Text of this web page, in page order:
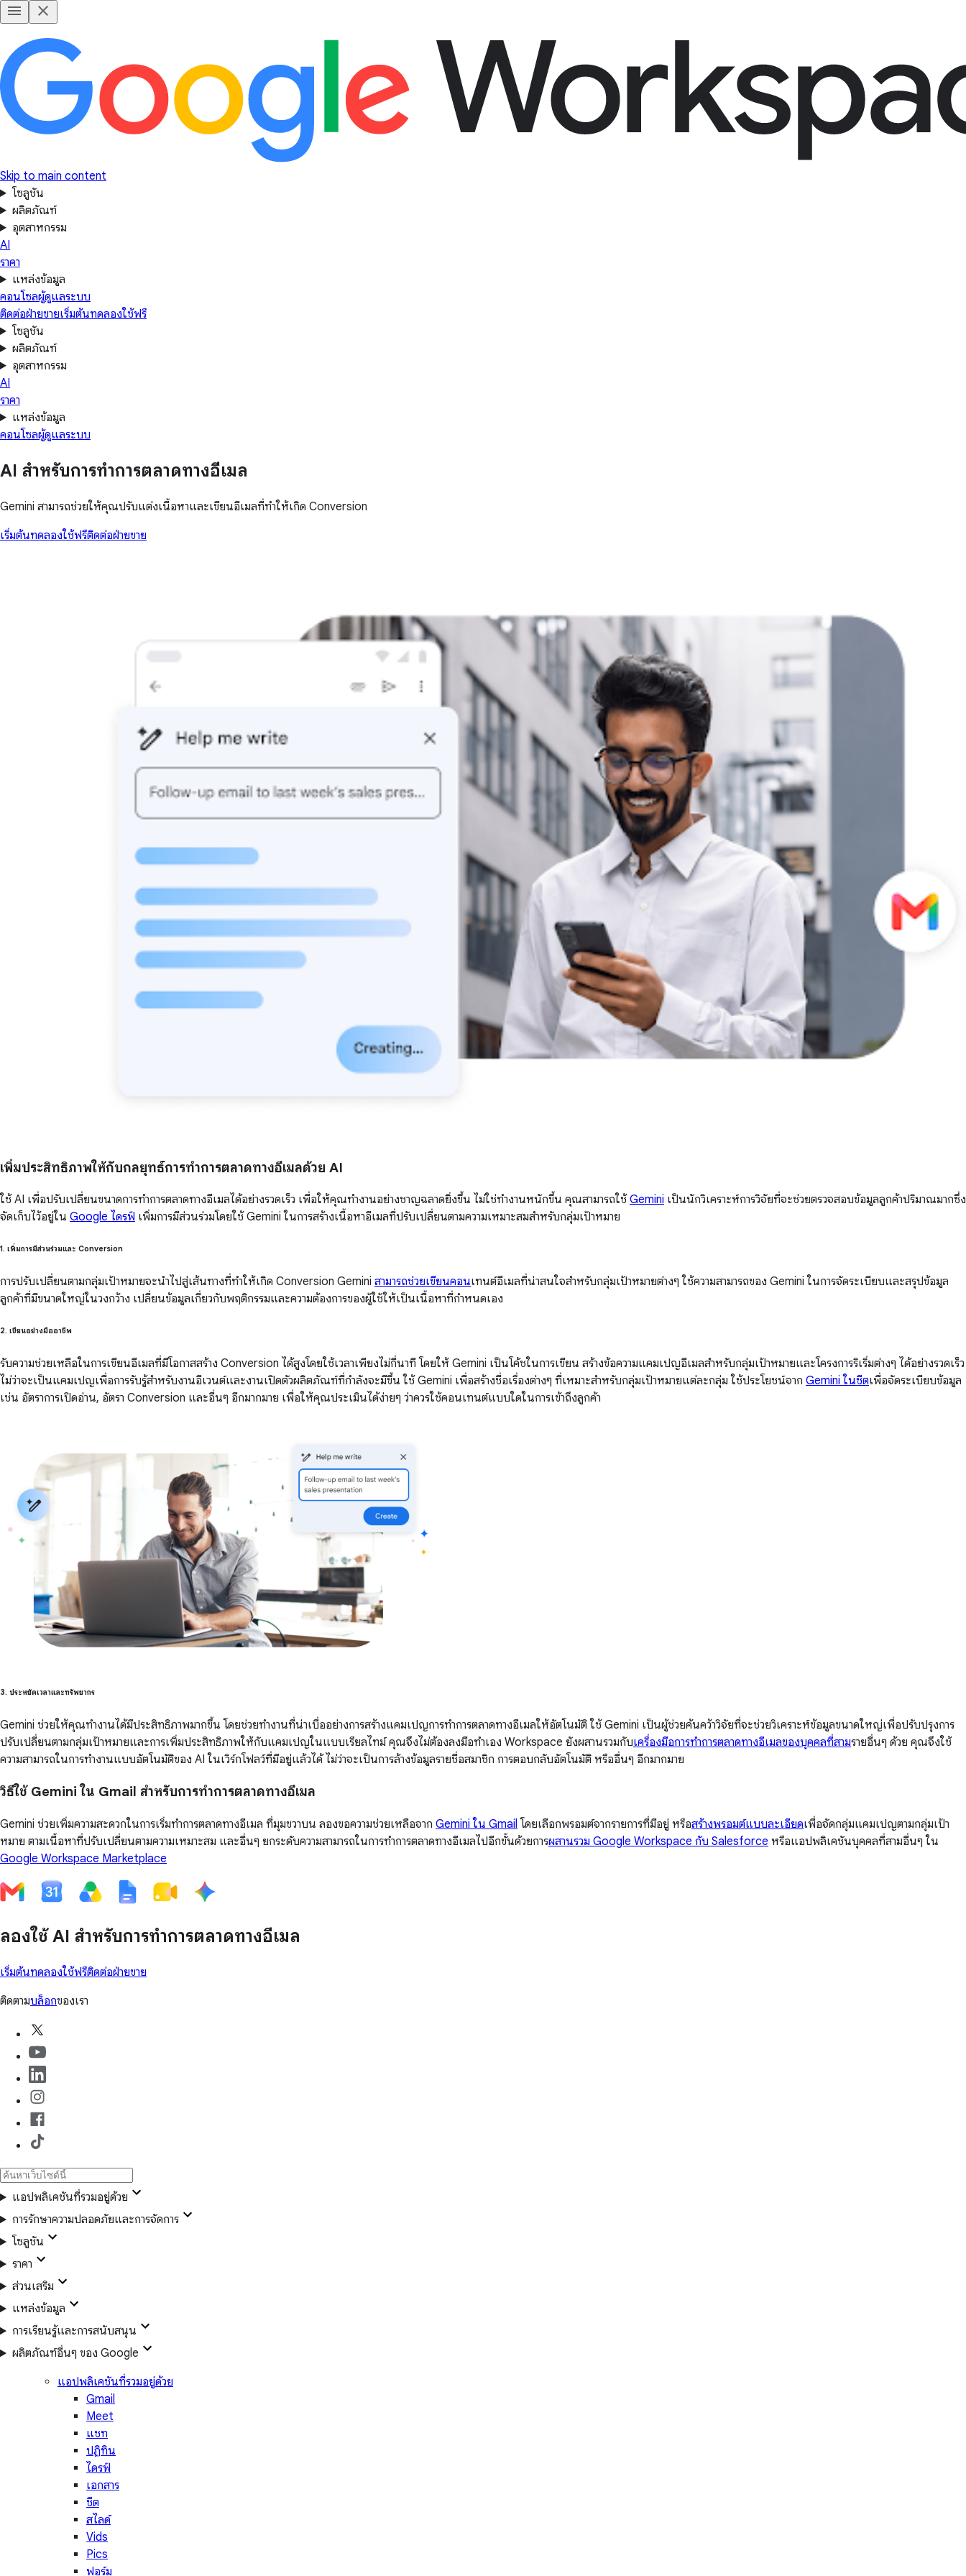
Skip to main content
โซลูชัน
ผลิตภัณฑ์
อุตสาหกรรม
AI
ราคา
แหล่งข้อมูล
คอนโซลผู้ดูแลระบบ
ติดต่อฝ่ายขายเริ่มต้นทดลองใช้ฟรี
โซลูชัน
ผลิตภัณฑ์
อุตสาหกรรม
AI
ราคา
แหล่งข้อมูล
คอนโซลผู้ดูแลระบบ
AI สำหรับการทำการตลาดทางอีเมล
Gemini สามารถช่วยให้คุณปรับแต่งเนื้อหาและเขียนอีเมลที่ทำให้เกิด Conversion
เริ่มต้นทดลองใช้ฟรีติดต่อฝ่ายขาย
เพิ่มประสิทธิภาพให้กับกลยุทธ์การทำการตลาดทางอีเมลด้วย AI
ใช้ AI เพื่อปรับเปลี่ยนขนาดการทำการตลาดทางอีเมลได้อย่างรวดเร็ว เพื่อให้คุณทำงานอย่างชาญฉลาดยิ่งขึ้น ไม่ใช่ทำงานหนักขึ้น คุณสามารถใช้ Gemini เป็นนักวิเคราะห์การวิจัยที่จะช่วยตรวจสอบข้อมูลลูกค้าปริมาณมากซึ่ง
จัดเก็บไว้อยู่ใน Google ไดรฟ์ เพิ่มการมีส่วนร่วมโดยใช้ Gemini ในการสร้างเนื้อหาอีเมลที่ปรับเปลี่ยนตามความเหมาะสมสำหรับกลุ่มเป้าหมาย
1. เพิ่มการมีส่วนร่วมและ Conversion
การปรับเปลี่ยนตามกลุ่มเป้าหมายจะนำไปสู่เส้นทางที่ทำให้เกิด Conversion Gemini สามารถช่วยเขียนคอนเทนต์อีเมลที่น่าสนใจสำหรับกลุ่มเป้าหมายต่างๆ ใช้ความสามารถของ Gemini ในการจัดระเบียบและสรุปข้อมูล
ลูกค้าที่มีขนาดใหญ่ในวงกว้าง เปลี่ยนข้อมูลเกี่ยวกับพฤติกรรมและความต้องการของผู้ใช้ให้เป็นเนื้อหาที่กำหนดเอง
2. เขียนอย่างมืออาชีพ
รับความช่วยเหลือในการเขียนอีเมลที่มีโอกาสสร้าง Conversion ได้สูงโดยใช้เวลาเพียงไม่กี่นาที โดยให้ Gemini เป็นโค้ชในการเขียน สร้างข้อความแคมเปญอีเมลสำหรับกลุ่มเป้าหมายและโครงการริเริ่มต่างๆ ได้อย่างรวดเร็ว
ไม่ว่าจะเป็นแคมเปญเพื่อการรับรู้สำหรับงานอีเวนต์และงานเปิดตัวผลิตภัณฑ์ที่กำลังจะมีขึ้น ใช้ Gemini เพื่อสร้างชื่อเรื่องต่างๆ ที่เหมาะสำหรับกลุ่มเป้าหมายแต่ละกลุ่ม ใช้ประโยชน์จาก Gemini ในชีตเพื่อจัดระเบียบข้อมูล
เช่น อัตราการเปิดอ่าน, อัตรา Conversion และอื่นๆ อีกมากมาย เพื่อให้คุณประเมินได้ง่ายๆ ว่าควรใช้คอนเทนต์แบบใดในการเข้าถึงลูกค้า
3. ประหยัดเวลาและทรัพยากร
Gemini ช่วยให้คุณทำงานได้มีประสิทธิภาพมากขึ้น โดยช่วยทำงานที่น่าเบื่ออย่างการสร้างแคมเปญการทำการตลาดทางอีเมลให้อัตโนมัติ ใช้ Gemini เป็นผู้ช่วยค้นคว้าวิจัยที่จะช่วยวิเคราะห์ข้อมูลขนาดใหญ่เพื่อปรับปรุงการ
ปรับเปลี่ยนตามกลุ่มเป้าหมายและการเพิ่มประสิทธิภาพให้กับแคมเปญในแบบเรียลไทม์ คุณจึงไม่ต้องลงมือทำเอง Workspace ยังผสานรวมกับเครื่องมือการทำการตลาดทางอีเมลของบุคคลที่สามรายอื่นๆ ด้วย คุณจึงใช้
ความสามารถในการทำงานแบบอัตโนมัติของ AI ในเวิร์กโฟลว์ที่มีอยู่แล้วได้ ไม่ว่าจะเป็นการล้างข้อมูลรายชื่อสมาชิก การตอบกลับอัตโนมัติ หรืออื่นๆ อีกมากมาย
วิธีใช้ Gemini ใน Gmail สำหรับการทำการตลาดทางอีเมล
Gemini ช่วยเพิ่มความสะดวกในการเริ่มทำการตลาดทางอีเมล ที่มุมขวาบน ลองขอความช่วยเหลือจาก Gemini ใน Gmail โดยเลือกพรอมต์จากรายการที่มีอยู่ หรือสร้างพรอมต์แบบละเอียดเพื่อจัดกลุ่มแคมเปญตามกลุ่มเป้า
หมาย ตามเนื้อหาที่ปรับเปลี่ยนตามความเหมาะสม และอื่นๆ ยกระดับความสามารถในการทำการตลาดทางอีเมลไปอีกขั้นด้วยการผสานรวม Google Workspace กับ Salesforce หรือแอปพลิเคชันบุคคลที่สามอื่นๆ ใน
Google Workspace Marketplace
ลองใช้ AI สำหรับการทำการตลาดทางอีเมล
เริ่มต้นทดลองใช้ฟรีติดต่อฝ่ายขาย
ติดตามบล็อกของเรา
แอปพลิเคชันที่รวมอยู่ด้วย
การรักษาความปลอดภัยและการจัดการ
โซลูชัน
ราคา
ส่วนเสริม
แหล่งข้อมูล
การเรียนรู้และการสนับสนุน
ผลิตภัณฑ์อื่นๆ ของ Google
แอปพลิเคชันที่รวมอยู่ด้วย
Gmail
Meet
แชท
ปฏิทิน
ไดรฟ์
เอกสาร
ชีต
สไลด์
Vids
Pics
ฟอร์ม